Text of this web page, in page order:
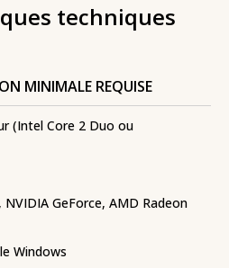
techniques
MINIMALE REQUISE
(Intel Core 2 Duo ou
NVIDIA GeForce, AMD Radeon
Windows